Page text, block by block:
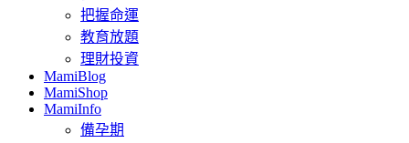
把握命運
教育放題
理財投資
MamiBlog
MamiShop
MamiInfo
備孕期